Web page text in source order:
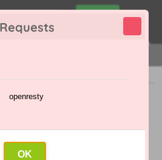
openresty
OK
9:00 - 16:00
Menu
tlo za različite vrste usjeva
tlo za